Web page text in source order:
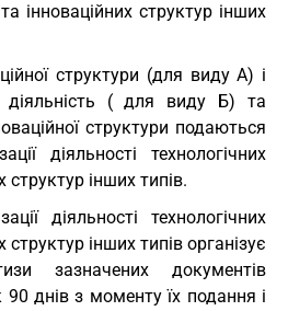
інноваційних структур інших
структури (для виду А) і
діяльність ( для виду Б) та
структури подаються
діяльності технологічних
структур інших типів.
діяльності технологічних
структур інших типів організує
зазначених документів
днів з моменту їх подання і